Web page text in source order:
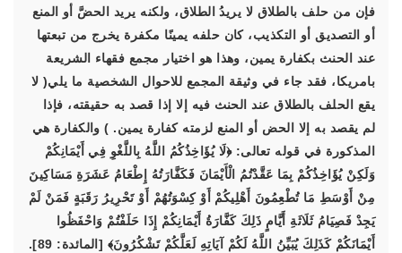
فإن من حلف بالطلاق لا يريدُ الطلاق، ولكنه يريد الحضَّ أو المنع
أو التصديق أو التكذيب، كان حلفه يمينًا مكفرة يخرج من تبعتها
عند الحنث بكفارة يمين، وهذا هو اختيار مجمع فقهاء الشريعة
بامريكا، فقد جاء في وثيقة المجمع للاحوال الشخصية ما يلي( لا
يقع الحلف بالطلاق عند الحنث فيه إلا إذا قصد به حقيقته، فإذا
لم يقصد به إلا الحض أو المنع لزمته كفارة يمين. ) والكفارة هي
المذكورة في قوله تعالى: ﴿لَا يُؤَاخِذُكُمُ اللَّهُ بِاللَّغْوِ فِي أَيْمَانِكُمْ
وَلَكِنْ يُؤَاخِذُكُمْ بِمَا عَقَّدْتُمُ الْأَيْمَانَ فَكَفَّارَتُهُ إِطْعَامُ عَشَرَةِ مَسَاكِينَ
مِنْ أَوْسَطِ مَا تُطْعِمُونَ أَهْلِيكُمْ أَوْ كِسْوَتُهُمْ أَوْ تَحْرِيرُ رَقَبَةٍ فَمَنْ لَمْ
يَجِدْ فَصِيَامُ ثَلَاثَةِ أَيَّامٍ ذَلِكَ كَفَّارَةُ أَيْمَانِكُمْ إِذَا حَلَفْتُمْ وَاحْفَظُوا
أَيْمَانَكُمْ كَذَلِكَ يُبَيِّنُ اللَّهُ لَكُمْ آيَاتِهِ لَعَلَّكُمْ تَشْكُرُونَ﴾ [المائدة: 89].